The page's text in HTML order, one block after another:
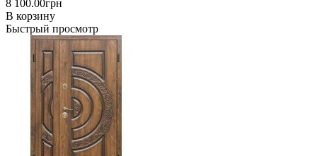
8 100.00грн
В корзину
Быстрый просмотр